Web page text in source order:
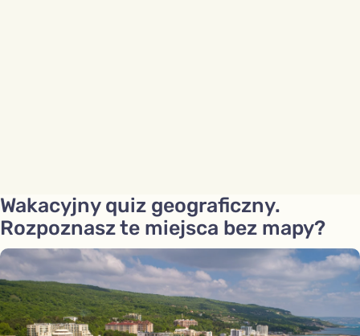
Wakacyjny quiz geograficzny.
Rozpoznasz te miejsca bez mapy?